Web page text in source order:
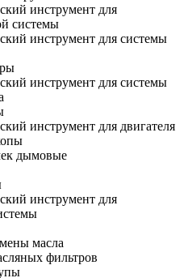
инструмент для
системы
инструмент для системы
инструмент для системы
инструмент для двигателя
дымовые
инструмент для
масла
фильтров